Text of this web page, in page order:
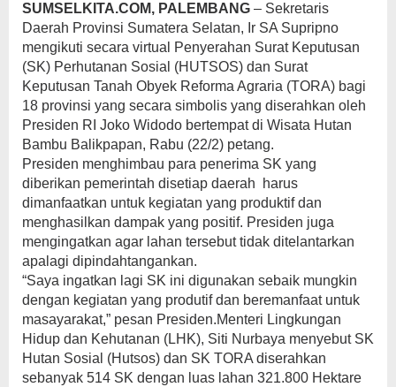
SUMSELKITA.COM, PALEMBANG – Sekretaris
Daerah Provinsi Sumatera Selatan, Ir SA Supripno
mengikuti secara virtual Penyerahan Surat Keputusan
(SK) Perhutanan Sosial (HUTSOS) dan Surat
Keputusan Tanah Obyek Reforma Agraria (TORA) bagi
18 provinsi yang secara simbolis yang diserahkan oleh
Presiden RI Joko Widodo bertempat di Wisata Hutan
Bambu Balikpapan, Rabu (22/2) petang.
Presiden menghimbau para penerima SK yang
diberikan pemerintah disetiap daerah harus
dimanfaatkan untuk kegiatan yang produktif dan
menghasilkan dampak yang positif. Presiden juga
mengingatkan agar lahan tersebut tidak ditelantarkan
apalagi dipindahtangankan.
“Saya ingatkan lagi SK ini digunakan sebaik mungkin
dengan kegiatan yang produtif dan beremanfaat untuk
masayarakat,” pesan Presiden.Menteri Lingkungan
Hidup dan Kehutanan (LHK), Siti Nurbaya menyebut SK
Hutan Sosial (Hutsos) dan SK TORA diserahkan
sebanyak 514 SK dengan luas lahan 321.800 Hektare